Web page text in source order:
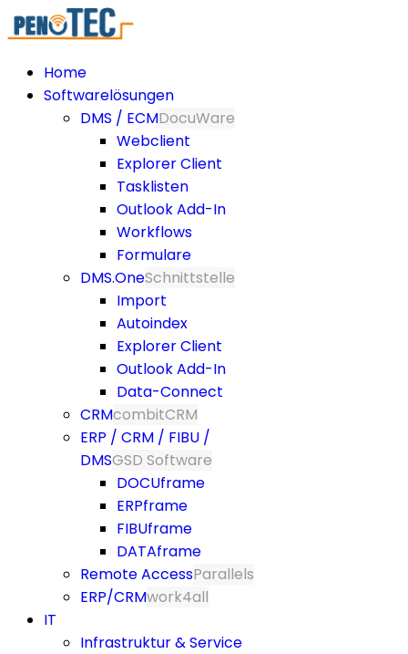
Home
Softwarelösungen
DMS / ECMDocuWare
Webclient
Explorer Client
Tasklisten
Outlook Add-In
Workflows
Formulare
DMS.OneSchnittstelle
Import
Autoindex
Explorer Client
Outlook Add-In
Data-Connect
CRMcombitCRM
ERP / CRM / FIBU /
DMSGSD Software
DOCUframe
ERPframe
FIBUframe
DATAframe
Remote AccessParallels
ERP/CRMwork4all
IT
Infrastruktur & Service